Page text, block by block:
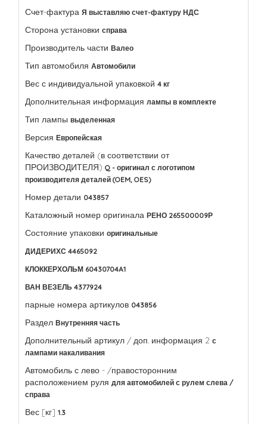
Счет-фактура Я выставляю счет-фактуру НДС
Сторона установки справа
Производитель части Валео
Тип автомобиля Автомобили
Вес с индивидуальной упаковкой 4 кг
Дополнительная информация лампы в комплекте
Тип лампы выделенная
Версия Европейская
Качество деталей (в соответствии от
ПРОИЗВОДИТЕЛЯ) Q - оригинал с логотипом
производителя деталей (OEM, OES)
Номер детали 043857
Каталожный номер оригинала РЕНО 265500009Р
Состояние упаковки оригинальные
ДИДЕРИХС 4465092
КЛОККЕРХОЛЬМ 60430704A1
ВАН ВЕЗЕЛЬ 4377924
парные номера артикулов 043856
Раздел Внутренняя часть
Дополнительный артикул / доп. информация 2 с
лампами накаливания
Автомобиль с лево - /правосторонним
расположением руля для автомобилей с рулем слева /
справа
Вес [кг] 1.3